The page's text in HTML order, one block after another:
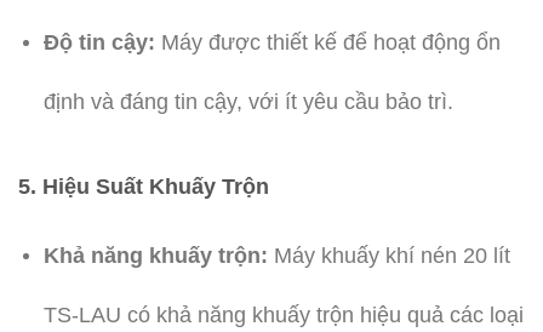
Độ tin cậy: Máy được thiết kế để hoạt động ổn
định và đáng tin cậy, với ít yêu cầu bảo trì.
5. Hiệu Suất Khuấy Trộn
Khả năng khuấy trộn: Máy khuấy khí nén 20 lít
TS-LAU có khả năng khuấy trộn hiệu quả các loại